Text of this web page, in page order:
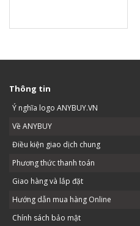
Thông tin
Ý nghĩa logo ANYBUY.VN
Về ANYBUY
Điều kiện giao dịch chung
Phương thức thanh toán
Giao hàng và lắp đặt
Hướng dẫn mua hàng Online
Chính sách bảo mật